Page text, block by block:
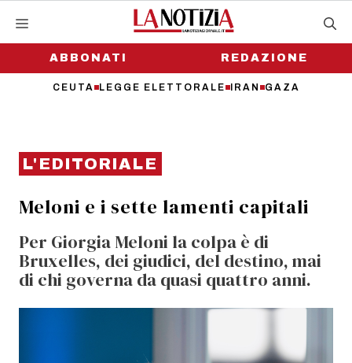
contenutoABBONATI
CEUTA LEGGE ELETTORALE IRAN GAZA
REDAZIONE
L'EDITORIALE
Meloni e i sette lamenti capitali
Per Giorgia Meloni la colpa è di
Bruxelles, dei giudici, del destino, mai
di chi governa da quasi quattro anni.